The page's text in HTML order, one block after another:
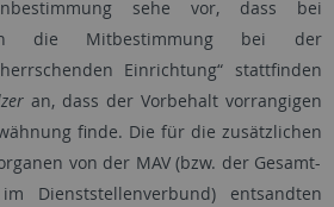
sehe vor, dass bei
die Mitbestimmung bei der
Einrichtung“ stattfinden
an, dass der Vorbehalt vorrangigen
finde. Die für die zusätzlichen
von der MAV (bzw. der Gesamt-
Dienststellenverbund) entsandten